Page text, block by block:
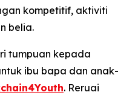
kompetitif, aktiviti
belia.
tumpuan kepada
ibu bapa dan anak-
. Reruai